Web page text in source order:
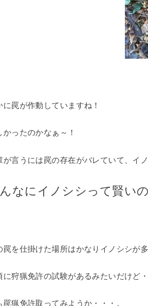
に罠が作動していますね！
かったのかなぁ～！
が言うには罠の存在がバレていて、イ
なにイノシシって賢い
罠を仕掛けた場所はかなりイノシシが
に狩猟免許の試験があるみたいだけど・
罠猟免許取ってみようか・・・。